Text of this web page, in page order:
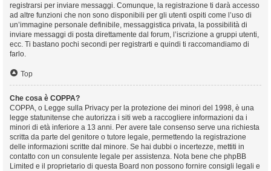
registrarsi per inviare messaggi. Comunque, la registrazione ti darà accesso
ad altre funzioni che non sono disponibili per gli utenti ospiti come l’uso di
un’immagine personale definibile, messaggistica privata, la possibilità di
inviare messaggi di posta direttamente dal forum, l’iscrizione a gruppi utenti,
ecc. Ti bastano pochi secondi per registrarti e quindi ti raccomandiamo di
farlo.
Top
Che cosa è COPPA?
COPPA, o Legge sulla Privacy per la protezione dei minori del 1998, è una
legge statunitense che autorizza i siti web a raccogliere informazioni da i
minori di età inferiore a 13 anni. Per avere tale consenso serve una richiesta
scritta da parte del genitore o tutore legale, permettendo la registrazione
delle informazioni scritte dal minore. Se hai dubbi o incertezze, mettiti in
contatto con un consulente legale per assistenza. Nota bene che phpBB
Limited e il proprietario di questa Board non possono fornire consigli legali e